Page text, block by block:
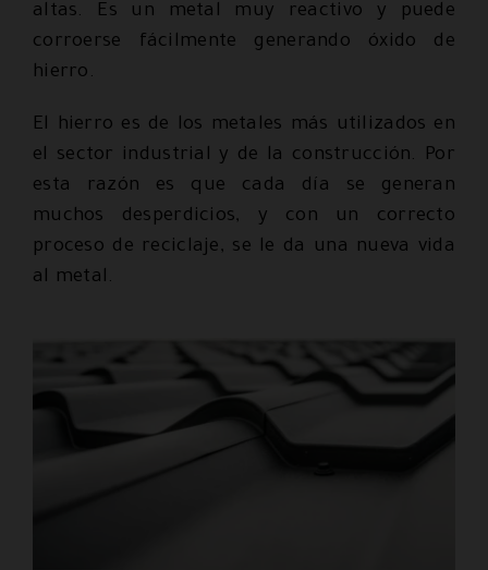
altas. Es un metal muy reactivo y puede
corroerse fácilmente generando óxido de
hierro.
El hierro es de los metales más utilizados en
el sector industrial y de la construcción. Por
esta razón es que cada día se generan
muchos desperdicios, y con un correcto
proceso de reciclaje, se le da una nueva vida
al metal.